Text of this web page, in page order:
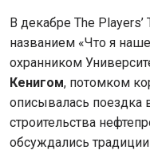
В декабре The Players’
названием «Что я
охранником
Кенигом, потомком
описывалась поездка
строительства
обсуждались традиции